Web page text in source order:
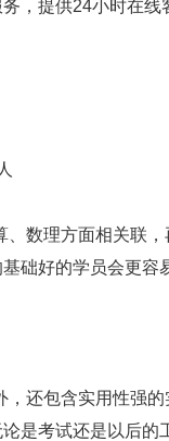
提供24小时在线
理方面相关联，
础好的学员会更容
还包含实用性强的
是考试还是以后的